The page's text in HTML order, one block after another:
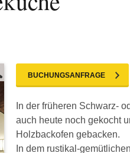
BUCHUNGSANFRAGE
In der früheren Schwarz-
auch heute noch gekocht
Holzbackofen gebacken.
In dem rustikal-